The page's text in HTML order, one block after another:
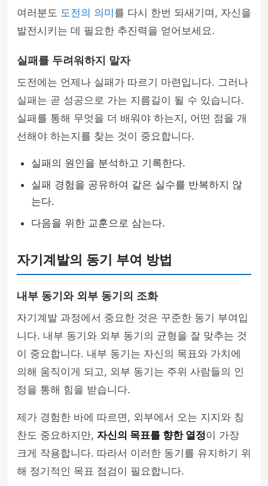
여러분도 도전의 의미 를 다시 한번 되새기며, 자신을
발전시키는 데 필요한 추진력을 얻어보세요.
실패를 두려워하지 말자
도전에는 언제나 실패가 따르기 마련입니다. 그러나
실패는 곧 성공으로 가는 지름길이 될 수 있습니다.
실패를 통해 무엇을 더 배워야 하는지, 어떤 점을 개
선해야 하는지를 찾는 것이 중요합니다.
실패의 원인을 분석하고 기록한다.
실패 경험을 공유하여 같은 실수를 반복하지 않
는다.
다음을 위한 교훈으로 삼는다.
자기계발의 동기 부여 방법
내부 동기와 외부 동기의 조화
자기계발 과정에서 중요한 것은 꾸준한 동기 부여입
니다. 내부 동기와 외부 동기의 균형을 잘 맞추는 것
이 중요합니다. 내부 동기는 자신의 목표와 가치에
의해 움직이게 되고, 외부 동기는 주위 사람들의 인
정을 통해 힘을 받습니다.
제가 경험한 바에 따르면, 외부에서 오는 지지와 칭
찬도 중요하지만, 자신의 목표를 향한 열정이 가장
크게 작용합니다. 따라서 이러한 동기를 유지하기 위
해 정기적인 목표 점검이 필요합니다.